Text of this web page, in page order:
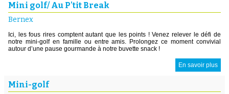
Mini golf/ Au P'tit Break
Bernex
Ici, les fous rires comptent autant que les points ! Venez relever le défi de
notre mini-golf en famille ou entre amis. Prolongez ce moment convivial
autour d’une pause gourmande à notre buvette snack !
En savoir plus
Mini-golf